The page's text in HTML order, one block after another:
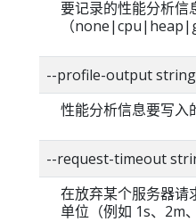
要记录的性能分析信
（
--profile-output
性能分析信息要写入
--request-timeout
在放弃某个服务器请
单位（例如 1s、2m